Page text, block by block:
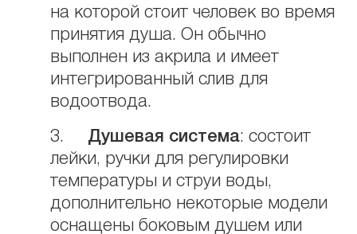
на которой стоит человек во время
принятия душа. Он обычно
выполнен из акрила и имеет
интегрированный слив для
водоотвода.
3. Душевая система: состоит
лейки, ручки для регулировки
температуры и струи воды,
дополнительно некоторые модели
оснащены боковым душем или